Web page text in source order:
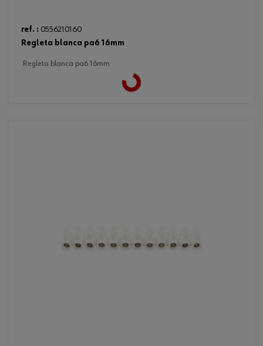
ref. : 0556210160
regleta blanca pa6 16mm
regleta blanca pa6 16mm